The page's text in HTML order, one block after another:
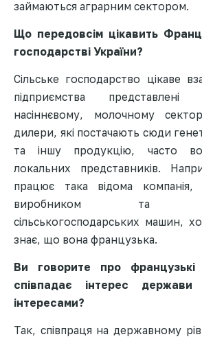
займаються аграрним сектором.
Що передовсім цікавить
господарстві України?
Сільське господарство цікаве
підприємства
насіннєвому, молочному
дилери, які постачають сюди
та іншу продукцію, часто
локальних представників.
працює така відома
виробником та
сільськогосподарських машин,
знає, що вона французька.
Ви говорите про французькі
співпадає інтерес
інтересами?
Так, співпраця на державному